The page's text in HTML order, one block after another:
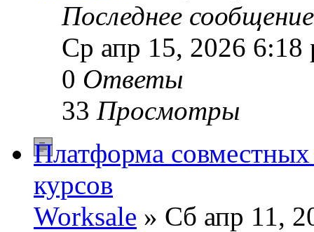
Последнее
Ср апр 15, 2026 6:18
0 Ответы
33 Просмотры
Платформа
курсов
Worksale » Сб апр 11,